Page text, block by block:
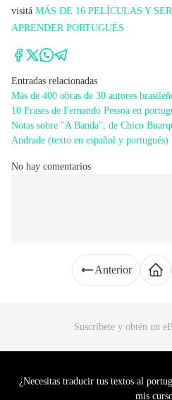
visitá MÁS DE 16 PELÍCULAS Y
APRENDER PORTUGUÉS
Entradas relacionadas
Más de 400 obras de 30 autores
10 Frases de Fernando Pessoa en
Notas sobre "A Banda", de Chico
Andrade (texto en español y portugués)
No hay comentarios
Anterior
Suscríbete y obtén un
¿Necesitas traducir tus textos al
mis